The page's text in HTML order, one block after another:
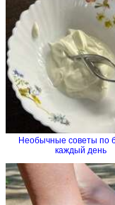
Необычные советы по
каждый день